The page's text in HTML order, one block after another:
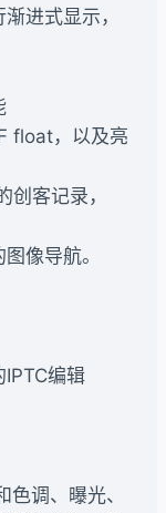
进式显示，
float，以及亮
创客记录，
像导航。
编辑
调、曝光、